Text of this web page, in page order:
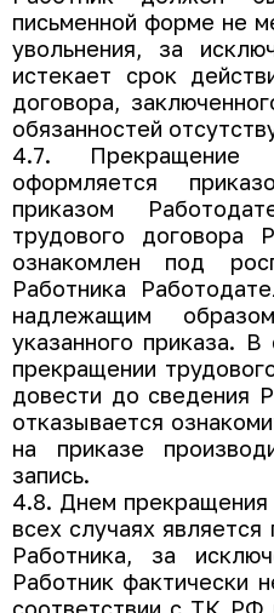
письменной форме не
увольнения, за
истекает срок
договора,
обязанностей
4.7. Прекращение
оформляется
приказом
трудового договора
ознакомлен под
Работника
надлежащим
указанного приказа.
прекращении
довести до сведения
отказывается
на приказе
запись.
4.8. Днем прекращения
всех случаях
Работника, за
Работник фактически